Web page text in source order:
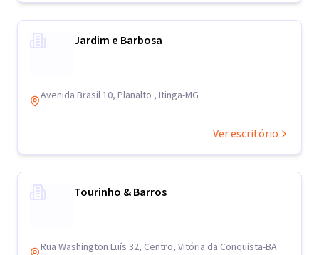
Jardim e Barbosa
Avenida Brasil 10, Planalto , Itinga-MG
Ver escritório
Tourinho & Barros
Rua Washington Luís 32, Centro, Vitória da Conquista-BA